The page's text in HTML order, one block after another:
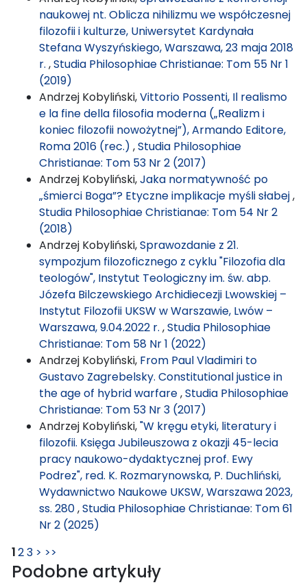
naukowej nt. Oblicza nihilizmu we współczesnej
filozofii i kulturze, Uniwersytet Kardynała
Stefana Wyszyńskiego, Warszawa, 23 maja 2018
r. ,Studia Philosophiae Christianae: Tom 55 Nr 1
(2019)
Andrzej Kobyliński,Vittorio Possenti, Il realismo
e la fine della filosofia moderna („Realizm i
koniec filozofii nowożytnej”), Armando Editore,
Roma 2016 (rec.) ,Studia Philosophiae
Christianae: Tom 53 Nr 2 (2017)
Andrzej Kobyliński,Jaka normatywność po
„śmierci Boga”? Etyczne implikacje myśli słabej,
Studia Philosophiae Christianae: Tom 54 Nr 2
(2018)
Andrzej Kobyliński,Sprawozdanie z 21.
sympozjum filozoficznego z cyklu "Filozofia dla
teologów", Instytut Teologiczny im. św. abp.
Józefa Bilczewskiego Archidiecezji Lwowskiej –
Instytut Filozofii UKSW w Warszawie, Lwów –
Warszawa, 9.04.2022 r. ,Studia Philosophiae
Christianae: Tom 58 Nr 1 (2022)
Andrzej Kobyliński, From Paul Vladimiri to
Gustavo Zagrebelsky. Constitutional justice in
the age of hybrid warfare,Studia Philosophiae
Christianae: Tom 53 Nr 3 (2017)
Andrzej Kobyliński,"W kręgu etyki, literatury i
filozofii. Księga Jubileuszowa z okazji 45-lecia
pracy naukowo-dydaktycznej prof. Ewy
Podrez", red. K. Rozmarynowska, P. Duchliński,
Wydawnictwo Naukowe UKSW, Warszawa 2023,
ss. 280,Studia Philosophiae Christianae: Tom 61
Nr 2 (2025)
123 > >>
Podobne artykuły